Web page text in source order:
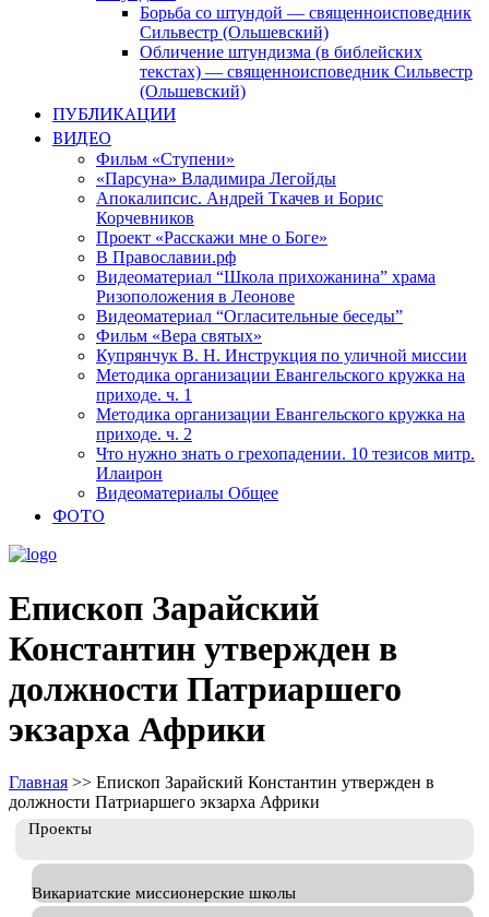
Борьба со штундой — священноисповедник
Сильвестр (Ольшевский)
Обличение штундизма (в библейских
текстах) — священноисповедник Сильвестр
(Ольшевский)
ПУБЛИКАЦИИ
ВИДЕО
Фильм «Ступени»
«Парсуна» Владимира Легойды
Апокалипсис. Андрей Ткачев и Борис
Корчевников
Проект «Расскажи мне о Боге»
В Православии.рф
Видеоматериал “Школа прихожанина” храма
Ризоположения в Леонове
Видеоматериал “Огласительные беседы”
Фильм «Вера святых»
Купрянчук В. Н. Инструкция по уличной миссии
Методика организации Евангельского кружка на
приходе. ч. 1
Методика организации Евангельского кружка на
приходе. ч. 2
Что нужно знать о грехопадении. 10 тезисов митр.
Илаирон
Видеоматериалы Общее
ФОТО
Епископ Зарайский
Константин утвержден в
должности Патриаршего
экзарха Африки
Главная >> Епископ Зарайский Константин утвержден в
должности Патриаршего экзарха Африки
Проекты
Викариатские миссионерские школы